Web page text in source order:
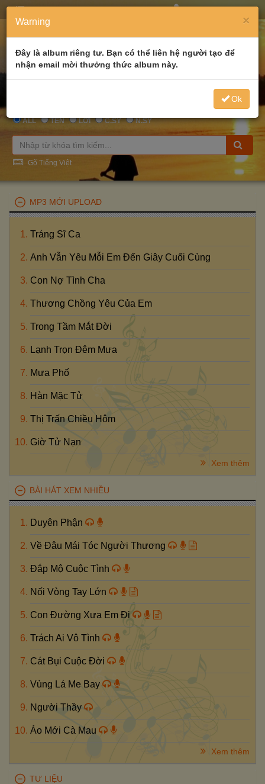
ALL TÊN LỜI C.SỸ N.SỸ
Gõ Tiếng Việt
MP3 MỚI UPLOAD
Tráng Sĩ Ca
Anh Vẫn Yêu Mỗi Em Đến Giây Cuối Cùng
Con Nợ Tình Cha
Thương Chồng Yêu Của Em
Trong Tầm Mắt Đời
Lạnh Trọn Đêm Mưa
Mưa Phố
Hàn Mặc Tử
Thị Trấn Chiều Hôm
Giờ Tử Nạn
Xem thêm
BÀI HÁT XEM NHIỀU
Duyên Phận
Về Đâu Mái Tóc Người Thương
Đắp Mộ Cuộc Tình
Nối Vòng Tay Lớn
Con Đường Xưa Em Đi
Trách Ai Vô Tình
Cát Bụi Cuộc Đời
Vùng Lá Me Bay
Người Thầy
Áo Mới Cà Mau
Xem thêm
TƯ LIỆU
Warning ×
Đây là album riêng tư. Bạn có thể liên hệ người tạo để
nhận email mời thưởng thức album này.
Ok